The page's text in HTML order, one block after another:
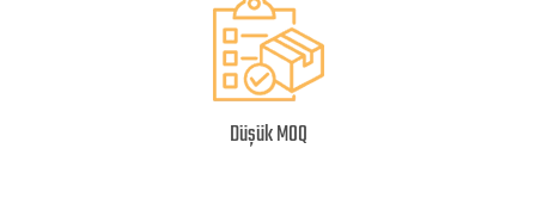
Düşük MOQ